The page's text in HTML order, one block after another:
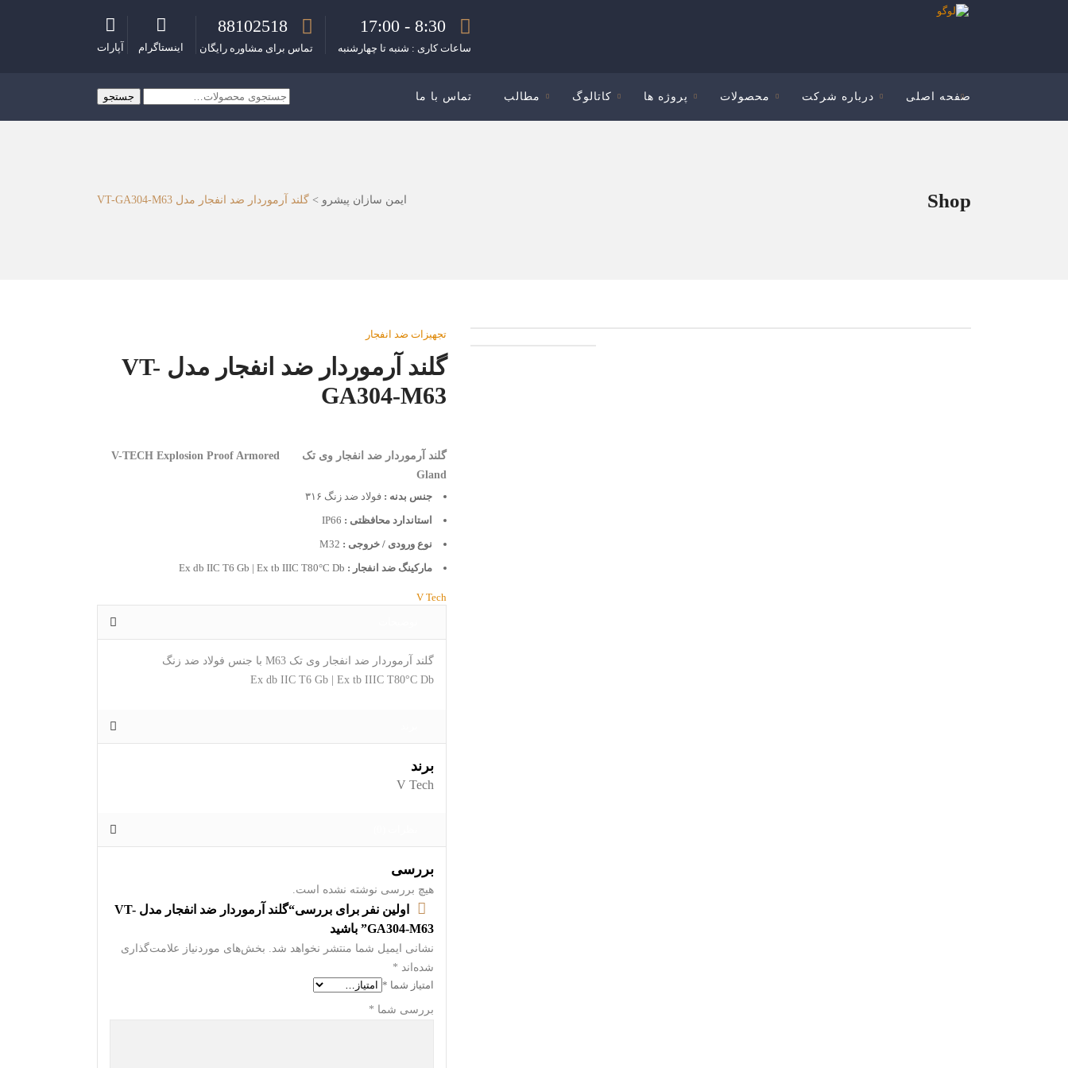
8:30 - 17:00
ساعات کاری : شنبه تا چهارشنبه
88102518
تماس برای مشاوره رایگان اینستاگرام آپارات
صفحه اصلی درباره شرکت محصولات پروژه ها کاتالوگ مطالب تماس با ما
جستجو
برای:
جستجو
Shop ایمن سازان پیشرو > گلند آرموردار ضد انفجار مدل VT-GA304-M63
تجهیزات ضد انفجار
گلند آرموردار ضد انفجار مدل VT-
GA304-M63
گلند آرموردار ضد انفجار وی تک V-TECH Explosion Proof Armored
Gland
جنس بدنه : فولاد ضد زنگ ۳۱۶
استاندارد محافظتی :
نوع ورودی / خروجی :
مارکینگ ضد انفجار :
V Tech
گلند آرموردار ضد انفجار وی تک M63 با جنس فولاد ضد زنگ
Ex db IIC T6 Gb | Ex tb IIIC T80°C Db
برند
V Tech
بررسی
هیچ بررسی نوشته نشده است.
اولین نفر برای بررسی“گلند آرموردار ضد انفجار مدل VT-
GA304-M63” باشید
نشانی ایمیل شما منتشر نخواهد شد. بخش‌های موردنیاز علامت‌گذاری
شده‌اند *
امتیاز شما *
بررسی شما *